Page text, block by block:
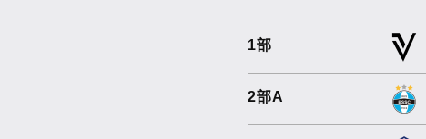
1部
2部A